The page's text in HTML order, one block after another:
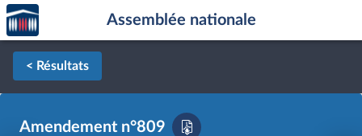
Aller au contenu
Aller en bas de la page
Accèder
à la
page
d'accueil
Assemblée nationale
< Résultats
Amendement n°809